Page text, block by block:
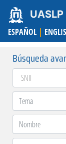
UASLP
ESPAÑOL |
Búsqueda